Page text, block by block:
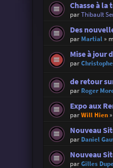
Chasse à la
parThibault
Des
par Martial»
Mise à jour
par
de retour
par Roger
Expo aux
parWill Hien»
Nouveau
par Daniel
Nouveau
parGilles